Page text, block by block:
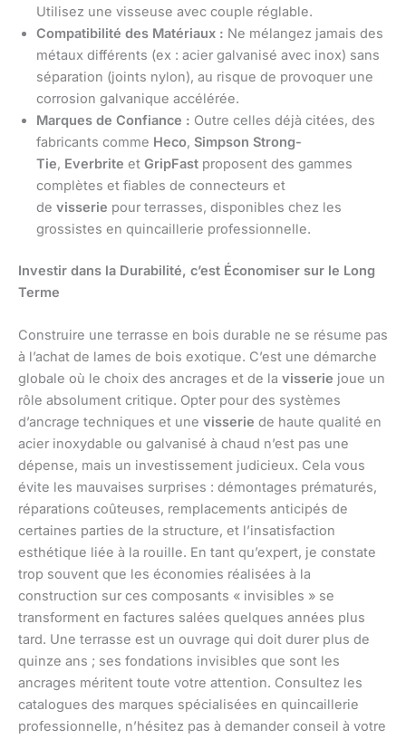
Utilisez une visseuse avec couple réglable.
Compatibilité des Matériaux : Ne mélangez jamais des
métaux différents (ex : acier galvanisé avec inox) sans
séparation (joints nylon), au risque de provoquer une
corrosion galvanique accélérée.
Marques de Confiance : Outre celles déjà citées, des
fabricants comme Heco, Simpson Strong-
Tie, Everbrite et GripFast proposent des gammes
complètes et fiables de connecteurs et
de visserie pour terrasses, disponibles chez les
grossistes en quincaillerie professionnelle.
Investir dans la Durabilité, c’est Économiser sur le Long
Terme
Construire une terrasse en bois durable ne se résume pas
à l’achat de lames de bois exotique. C’est une démarche
globale où le choix des ancrages et de la visserie joue un
rôle absolument critique. Opter pour des systèmes
d’ancrage techniques et une visserie de haute qualité en
acier inoxydable ou galvanisé à chaud n’est pas une
dépense, mais un investissement judicieux. Cela vous
évite les mauvaises surprises : démontages prématurés,
réparations coûteuses, remplacements anticipés de
certaines parties de la structure, et l’insatisfaction
esthétique liée à la rouille. En tant qu’expert, je constate
trop souvent que les économies réalisées à la
construction sur ces composants « invisibles » se
transforment en factures salées quelques années plus
tard. Une terrasse est un ouvrage qui doit durer plus de
quinze ans ; ses fondations invisibles que sont les
ancrages méritent toute votre attention. Consultez les
catalogues des marques spécialisées en quincaillerie
professionnelle, n’hésitez pas à demander conseil à votre